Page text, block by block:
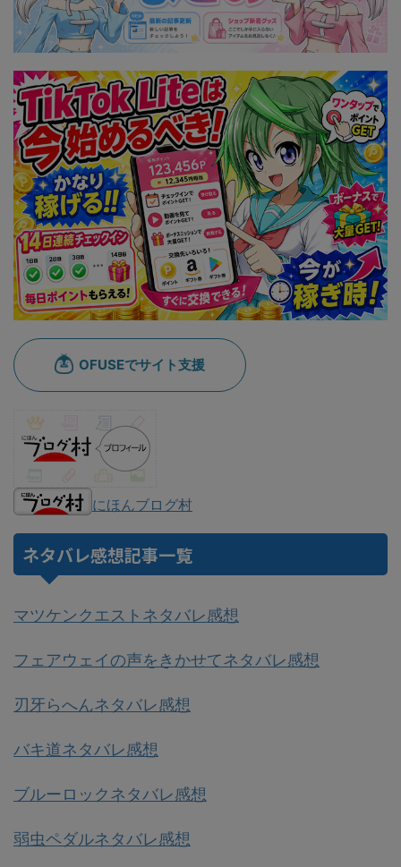
にほんブログ村
ネタバレ感想記事一覧
マツケンクエストネタバレ感想
フェアウェイの声をきかせてネタバレ感想
刃牙らへんネタバレ感想
バキ道ネタバレ感想
ブルーロックネタバレ感想
弱虫ペダルネタバレ感想